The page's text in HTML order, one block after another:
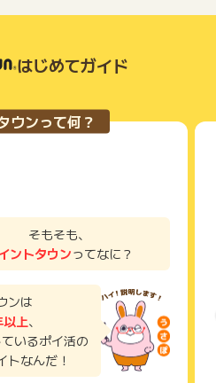
ビス利用（資料請求、個別相
の方
る方
特典目当てと当社が判断した場
せは、ポイントタウンのサポート
イントについて、広告主に直接
物を利用されたことがある場合
おこなっていただくことを推奨
電話など2つ以上の申し込み方
WEBフォームからお申し込みく
得するまで必ず保管してくださ
問い合わせされる際に、該当の
がございます。
合は対応いたしかねますので、
イトを表示するアプリのこと
各広告主ではなく、代理店が行
トに関する詳細を把握しており
イントに関するお問い合わせを
願いいたします。
ートナー、株式会社ベルテック
はじめてガイド
ウンって何？
そもそも、
ントタウンってなに？
ンは
上、
いるポイ活の
トなんだ！